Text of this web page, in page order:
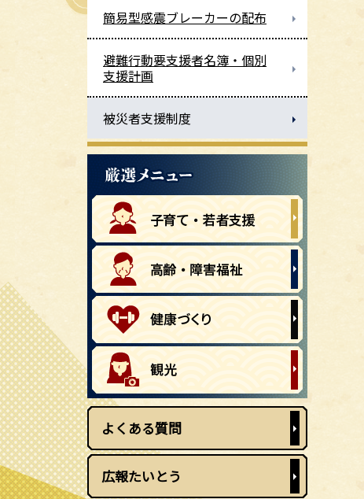
簡易型感震ブレーカーの配布
避難行動要支援者名簿・個別
支援計画
被災者支援制度
よくある質問
広報たいとう